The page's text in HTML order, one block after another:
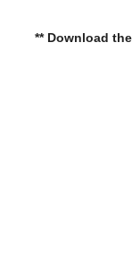
** Download